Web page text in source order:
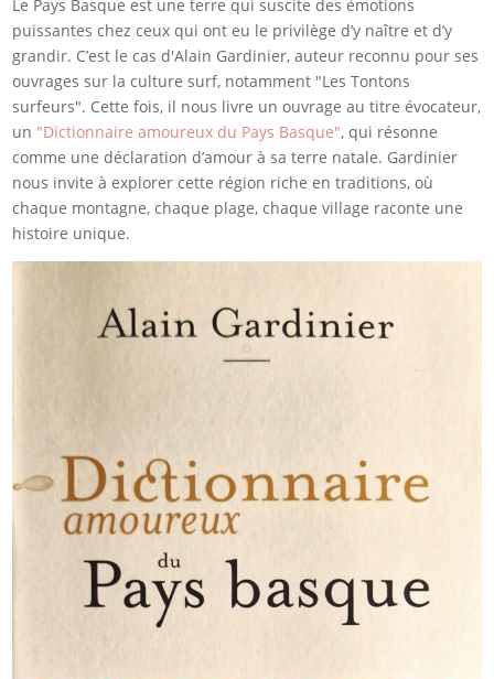
Le Pays Basque est une terre qui suscite des émotions
puissantes chez ceux qui ont eu le privilège d’y naître et d’y
grandir. C’est le cas d'Alain Gardinier, auteur reconnu pour ses
ouvrages sur la culture surf, notamment "Les Tontons
surfeurs". Cette fois, il nous livre un ouvrage au titre évocateur,
un "Dictionnaire amoureux du Pays Basque", qui résonne
comme une déclaration d’amour à sa terre natale. Gardinier
nous invite à explorer cette région riche en traditions, où
chaque montagne, chaque plage, chaque village raconte une
histoire unique.